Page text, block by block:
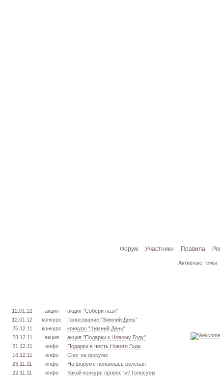
Форум Участники Правила
Активные темы
12.01.12 акция
акция "Собери пазл"
12.01.12
конкурс
Голосование "Зимний День"
25.12.11
конкурс
конкурс "Зимний День"
23.12.11
акция
акция "Подарки к Новому Году"
21.12.11
инфо
Подарки в честь Нового Года
16.12.11
инфо
Снег на форуме
23.11.11
инфо
На форуме появилась ролевая
22.11.11
инфо
Какой конкурс провести? Голосуем